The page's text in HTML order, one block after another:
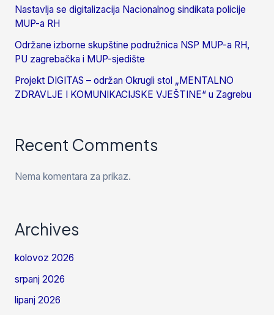
Nastavlja se digitalizacija Nacionalnog sindikata policije
MUP-a RH
Održane izborne skupštine podružnica NSP MUP-a RH,
PU zagrebačka i MUP-sjedište
Projekt DIGITAS – održan Okrugli stol „MENTALNO
ZDRAVLJE I KOMUNIKACIJSKE VJEŠTINE“ u Zagrebu
Recent Comments
Nema komentara za prikaz.
Archives
kolovoz 2026
srpanj 2026
lipanj 2026